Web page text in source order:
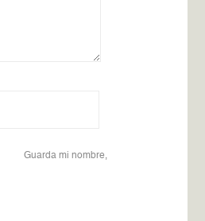
Guarda mi nombre,